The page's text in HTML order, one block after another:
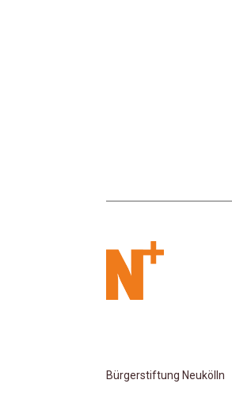
Bürgerstiftung Neukölln